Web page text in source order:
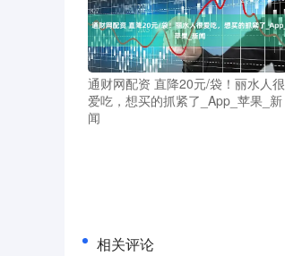
通财网配资 直降20元/袋！丽水人很
爱吃，想买的抓紧了_App_苹果_新
闻
相关评论